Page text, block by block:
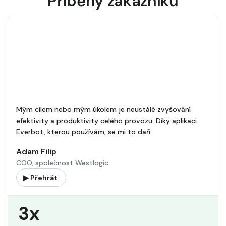
Mým cílem nebo mým úkolem je neustálé zvyšování
efektivity a produktivity celého provozu. Díky aplikaci
Everbot, kterou používám, se mi to daří.
Adam Filip
COO, společnost Westlogic
▶ Přehrát
3x